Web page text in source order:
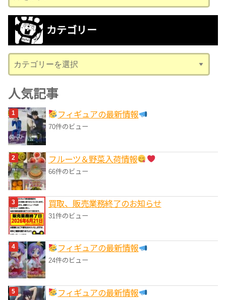
ー
カ
ブ
カテゴリー
テ
ゴ
リ
ー
人気記事
フィギュアの最新情報
70件のビュー
フルーツ＆野菜入荷情報
66件のビュー
買取、販売業務終了のお知らせ
31件のビュー
フィギュアの最新情報
24件のビュー
フィギュアの最新情報